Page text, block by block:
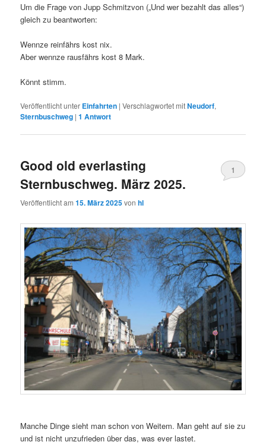
Um die Frage von Jupp Schmitzvon („Und wer bezahlt das alles“)
gleich zu beantworten:
Wennze reinfährs kost nix.
Aber wennze rausfährs kost 8 Mark.
Könnt stimm.
Veröffentlicht unter Einfahrten |Verschlagwortet mitNeudorf,
Sternbuschweg |1 Antwort
Good old everlasting
Sternbuschweg. März 2025.
Veröffentlicht am15. März 2025vonhl
1
Manche Dinge sieht man schon von Weitem. Man geht auf sie zu
und ist nicht unzufrieden über das, was ever lastet.